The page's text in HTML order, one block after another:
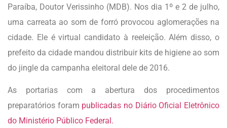
Paraíba, Doutor Verissinho (MDB). Nos dia 1º e 2 de julho,
uma carreata ao som de forró provocou aglomerações na
cidade. Ele é virtual candidato à reeleição. Além disso, o
prefeito da cidade mandou distribuir kits de higiene ao som
do jingle da campanha eleitoral dele de 2016.
As portarias com a abertura dos procedimentos
preparatórios foram publicadas no Diário Oficial Eletrônico
do Ministério Público Federal.